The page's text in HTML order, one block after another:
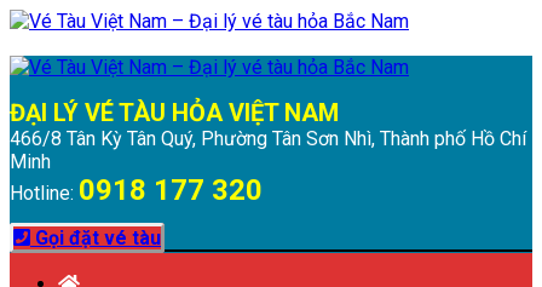
Chuyển
nội
Menu
Đóng
ĐẠI LÝ VÉ TÀU HỎA VIỆT NAM
466/8 Tân Kỳ Tân Quý, Phường Tân Sơn Nhì, Thành phố Hồ Chí
Minh
Hotline: 0918 177 320
Gọi đặt vé tàu